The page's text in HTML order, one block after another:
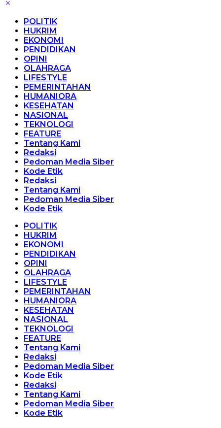
POLITIK
HUKRIM
EKONOMI
PENDIDIKAN
OPINI
OLAHRAGA
LIFESTYLE
PEMERINTAHAN
HUMANIORA
KESEHATAN
NASIONAL
TEKNOLOGI
FEATURE
Tentang Kami
Redaksi
Pedoman Media Siber
Kode Etik
Redaksi
Tentang Kami
Pedoman Media Siber
Kode Etik
POLITIK
HUKRIM
EKONOMI
PENDIDIKAN
OPINI
OLAHRAGA
LIFESTYLE
PEMERINTAHAN
HUMANIORA
KESEHATAN
NASIONAL
TEKNOLOGI
FEATURE
Tentang Kami
Redaksi
Pedoman Media Siber
Kode Etik
Redaksi
Tentang Kami
Pedoman Media Siber
Kode Etik